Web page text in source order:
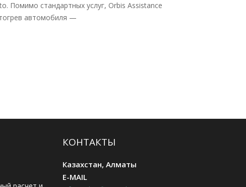
Помимо стандартных услуг, Orbis Assistance
автомобиля —
КОНТАКТЫ
Казахстан, Алматы
E-MAIL